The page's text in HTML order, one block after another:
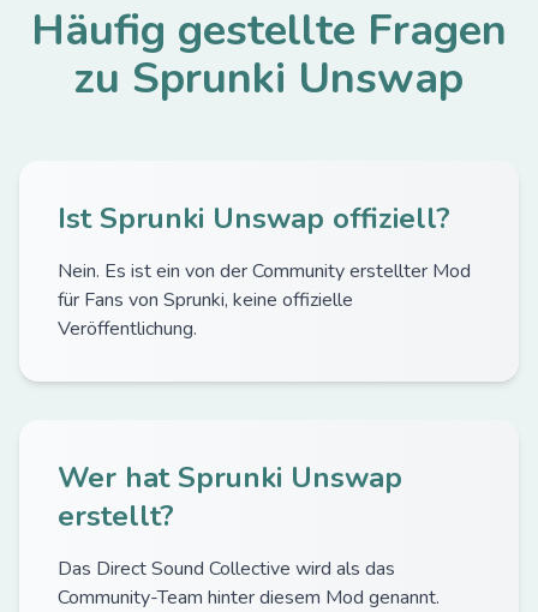
Häufig gestellte Fragen
zu Sprunki Unswap
Ist Sprunki Unswap offiziell?
Nein. Es ist ein von der Community erstellter Mod
für Fans von Sprunki, keine offizielle
Veröffentlichung.
Wer hat Sprunki Unswap
erstellt?
Das Direct Sound Collective wird als das
Community-Team hinter diesem Mod genannt.